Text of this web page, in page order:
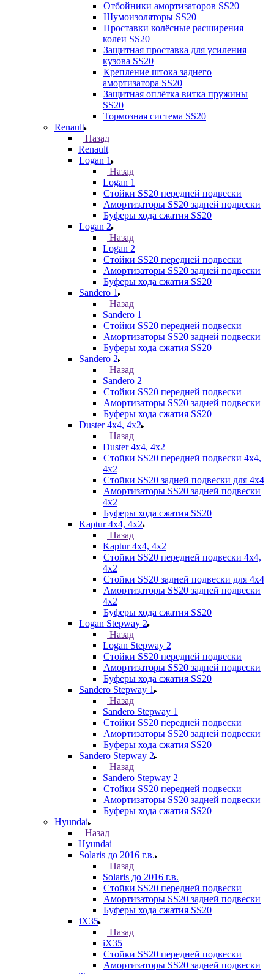
Отбойники амортизаторов SS20
Шумоизоляторы SS20
Проставки колёсные расширения
колеи SS20
Защитная проставка для усиления
кузова SS20
Крепление штока заднего
амортизатора SS20
Защитная оплётка витка пружины
SS20
Тормозная система SS20
Renault
Назад
Renault
Logan 1
Назад
Logan 1
Стойки SS20 передней подвески
Амортизаторы SS20 задней подвески
Буферы хода сжатия SS20
Logan 2
Назад
Logan 2
Стойки SS20 передней подвески
Амортизаторы SS20 задней подвески
Буферы хода сжатия SS20
Sandero 1
Назад
Sandero 1
Стойки SS20 передней подвески
Амортизаторы SS20 задней подвески
Буферы хода сжатия SS20
Sandero 2
Назад
Sandero 2
Стойки SS20 передней подвески
Амортизаторы SS20 задней подвески
Буферы хода сжатия SS20
Duster 4х4, 4x2
Назад
Duster 4х4, 4x2
Стойки SS20 передней подвески 4х4,
4x2
Стойки SS20 задней подвески для 4х4
Амортизаторы SS20 задней подвески
4х2
Буферы хода сжатия SS20
Kaptur 4х4, 4х2
Назад
Kaptur 4х4, 4х2
Стойки SS20 передней подвески 4х4,
4x2
Стойки SS20 задней подвески для 4х4
Амортизаторы SS20 задней подвески
4х2
Буферы хода сжатия SS20
Logan Stepway 2
Назад
Logan Stepway 2
Стойки SS20 передней подвески
Амортизаторы SS20 задней подвески
Буферы хода сжатия SS20
Sandero Stepway 1
Назад
Sandero Stepway 1
Стойки SS20 передней подвески
Амортизаторы SS20 задней подвески
Буферы хода сжатия SS20
Sandero Stepway 2
Назад
Sandero Stepway 2
Стойки SS20 передней подвески
Амортизаторы SS20 задней подвески
Буферы хода сжатия SS20
Hyundai
Назад
Hyundai
Solaris до 2016 г.в.
Назад
Solaris до 2016 г.в.
Стойки SS20 передней подвески
Амортизаторы SS20 задней подвески
Буферы хода сжатия SS20
iX35
Назад
iX35
Стойки SS20 передней подвески
Амортизаторы SS20 задней подвески